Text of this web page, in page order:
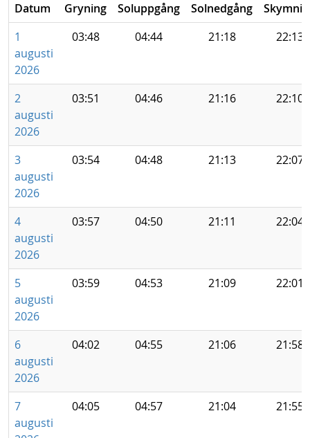
Datum Gryning Soluppgång Solnedgång
1
augusti
2026
03:48 04:44 21:18 22:13
2
augusti
2026
03:51 04:46 21:16 22:10
3
augusti
2026
03:54 04:48 21:13 22:07
4
augusti
2026
03:57 04:50 21:11 22:04
5
augusti
2026
03:59 04:53 21:09 22:01
6
augusti
2026
04:02 04:55 21:06 21:58
7
augusti
04:05 04:57 21:04 21:55